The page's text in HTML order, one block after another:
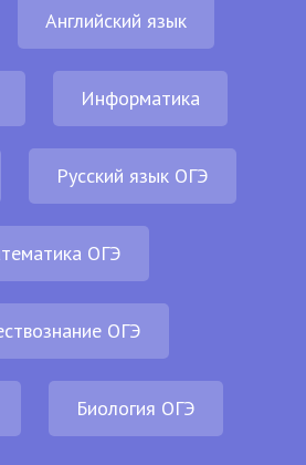
Английский язык
Информатика
Русский язык ОГЭ
ОГЭ
ОГЭ
Биология ОГЭ